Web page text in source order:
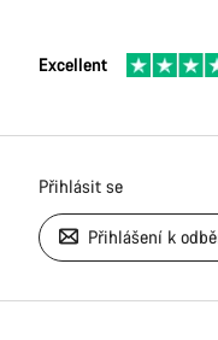
Excellent
Přihlásit se
Přihlášení k